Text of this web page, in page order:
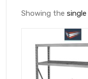
Showing the single